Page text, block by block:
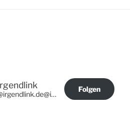
@irgendlink.de@irgendlink.de
Folgen